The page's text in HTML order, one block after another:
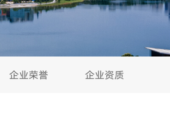
企业荣誉 企业资质